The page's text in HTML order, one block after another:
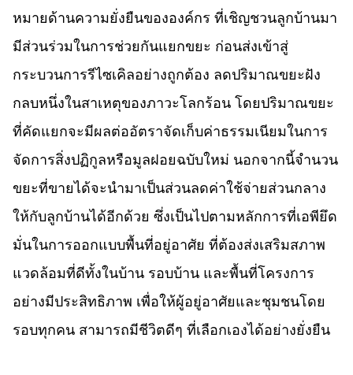
หมายด้านความยั่งยืนขององค์กร ที่เชิญชวนลูกบ้านมา
มีส่วนร่วมในการช่วยกันแยกขยะ ก่อนส่งเข้าสู่
กระบวนการรีไซเคิลอย่างถูกต้อง ลดปริมาณขยะฝัง
กลบหนึ่งในสาเหตุของภาวะโลกร้อน โดยปริมาณขยะ
ที่คัดแยกจะมีผลต่ออัตราจัดเก็บค่าธรรมเนียมในการ
จัดการสิ่งปฏิกูลหรือมูลฝอยฉบับใหม่ นอกจากนี้จำนวน
ขยะที่ขายได้จะนำมาเป็นส่วนลดค่าใช้จ่ายส่วนกลาง
ให้กับลูกบ้านได้อีกด้วย ซึ่งเป็นไปตามหลักการที่เอพียึด
มั่นในการออกแบบพื้นที่อยู่อาศัย ที่ต้องส่งเสริมสภาพ
แวดล้อมที่ดีทั้งในบ้าน รอบบ้าน และพื้นที่โครงการ
อย่างมีประสิทธิภาพ เพื่อให้ผู้อยู่อาศัยและชุมชนโดย
รอบทุกคน สามารถมีชีวิตดีๆ ที่เลือกเองได้อย่างยั่งยืน